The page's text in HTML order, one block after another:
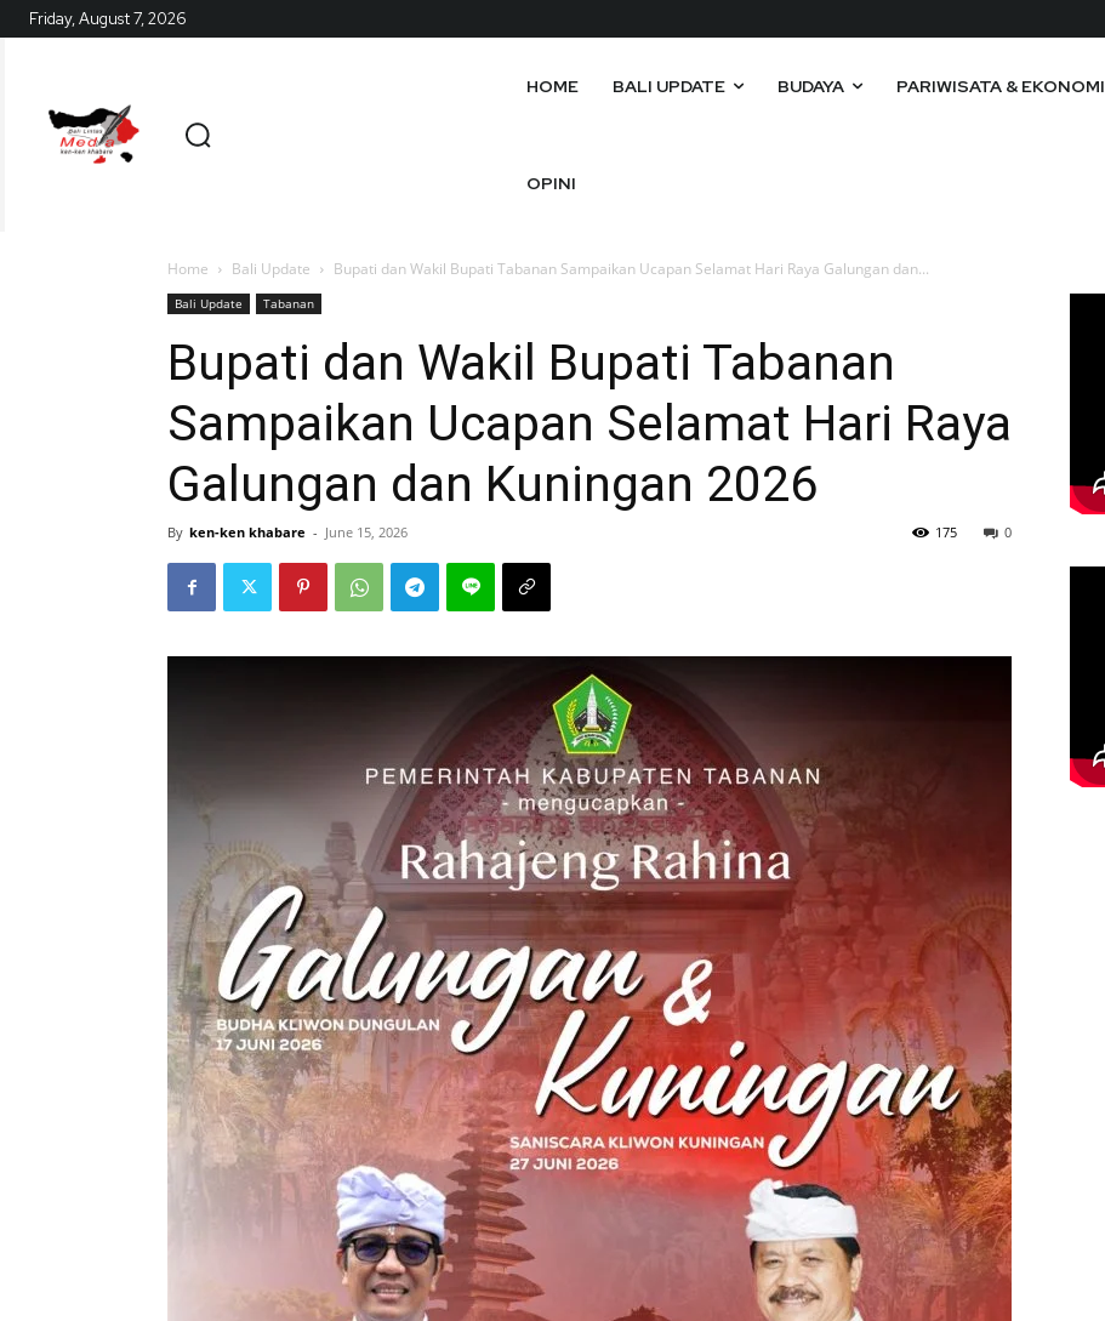
Friday, August 7, 2026
HOME BALI UPDATE BUDAYA PARIWISATA & EKONOMI
OPINI
Home Bali Update Bupati dan Wakil Bupati Tabanan Sampaikan Ucapan Selamat Hari Raya Galungan dan...
Bali Update Tabanan
Bupati dan Wakil Bupati Tabanan
Sampaikan Ucapan Selamat Hari Raya
Galungan dan Kuningan 2026
By ken-ken khabare - June 15, 2026 0
175